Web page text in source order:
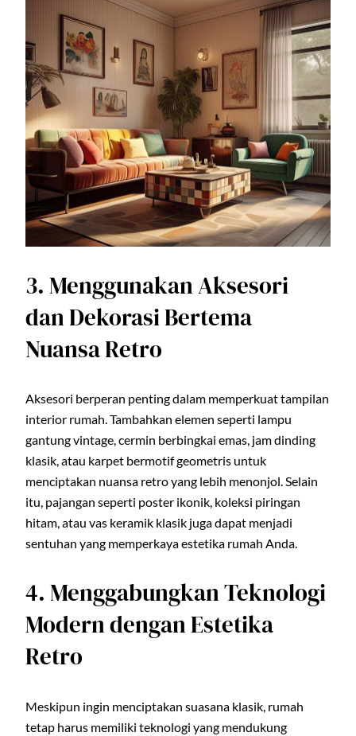
3. Menggunakan Aksesori
dan Dekorasi Bertema
Nuansa Retro
Aksesori berperan penting dalam memperkuat tampilan
interior rumah. Tambahkan elemen seperti lampu
gantung vintage, cermin berbingkai emas, jam dinding
klasik, atau karpet bermotif geometris untuk
menciptakan nuansa retro yang lebih menonjol. Selain
itu, pajangan seperti poster ikonik, koleksi piringan
hitam, atau vas keramik klasik juga dapat menjadi
sentuhan yang memperkaya estetika rumah Anda.
4. Menggabungkan Teknologi
Modern dengan Estetika
Retro
Meskipun ingin menciptakan suasana klasik, rumah
tetap harus memiliki teknologi yang mendukung